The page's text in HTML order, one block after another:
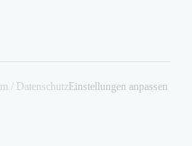
/ Datenschutz Einstellungen anpassen